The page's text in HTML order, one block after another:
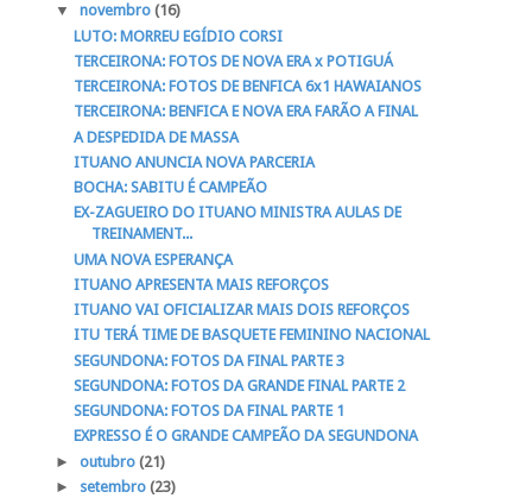
▼ novembro (16)
LUTO: MORREU EGÍDIO CORSI
TERCEIRONA: FOTOS DE NOVA ERA x POTIGUÁ
TERCEIRONA: FOTOS DE BENFICA 6x1 HAWAIANOS
TERCEIRONA: BENFICA E NOVA ERA FARÃO A FINAL
A DESPEDIDA DE MASSA
ITUANO ANUNCIA NOVA PARCERIA
BOCHA: SABITU É CAMPEÃO
EX-ZAGUEIRO DO ITUANO MINISTRA AULAS DE
TREINAMENT...
UMA NOVA ESPERANÇA
ITUANO APRESENTA MAIS REFORÇOS
ITUANO VAI OFICIALIZAR MAIS DOIS REFORÇOS
ITU TERÁ TIME DE BASQUETE FEMININO NACIONAL
SEGUNDONA: FOTOS DA FINAL PARTE 3
SEGUNDONA: FOTOS DA GRANDE FINAL PARTE 2
SEGUNDONA: FOTOS DA FINAL PARTE 1
EXPRESSO É O GRANDE CAMPEÃO DA SEGUNDONA
► outubro (21)
► setembro (23)